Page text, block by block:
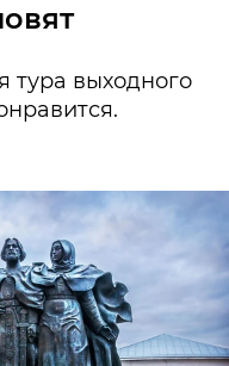
тура выходного